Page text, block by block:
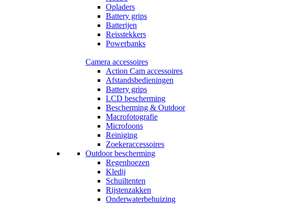
Opladers
Battery grips
Batterijen
Reisstekkers
Powerbanks
Camera accessoires
Action Cam accessoires
Afstandsbedieningen
Battery grips
LCD bescherming
Bescherming & Outdoor
Macrofotografie
Microfoons
Reiniging
Zoekeraccessoires
Outdoor bescherming
Regenhoezen
Kledij
Schuiltenten
Rijstenzakken
Onderwaterbehuizing